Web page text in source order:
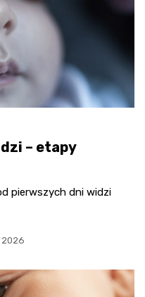
– etapy
pierwszych dni widzi